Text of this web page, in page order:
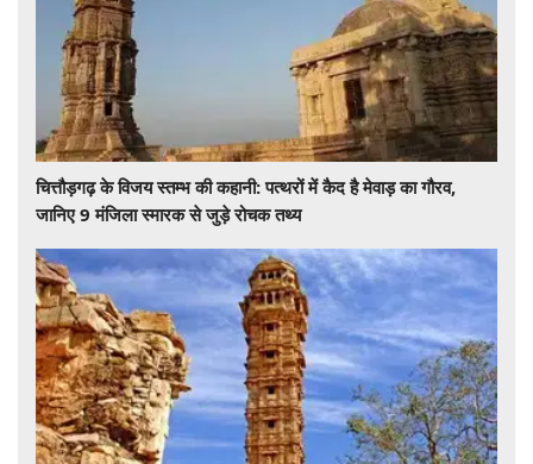
चित्तौड़गढ़ के विजय स्तम्भ की कहानी: पत्थरों में कैद है मेवाड़ का गौरव,
जानिए 9 मंजिला स्मारक से जुड़े रोचक तथ्य